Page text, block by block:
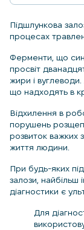
Підшлункова
процесах
Ферменти, що
просвіт
жири і вуглеводи.
що надходять в
Відхилення в
порушень
розвиток важких
життя людини.
При будь-яких
залози,
діагностики є
Для